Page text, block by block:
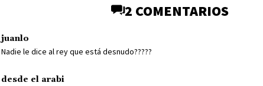
2 COMENTARIOS
juanlo
Nadie le dice al rey que está desnudo?????
desde el arabi